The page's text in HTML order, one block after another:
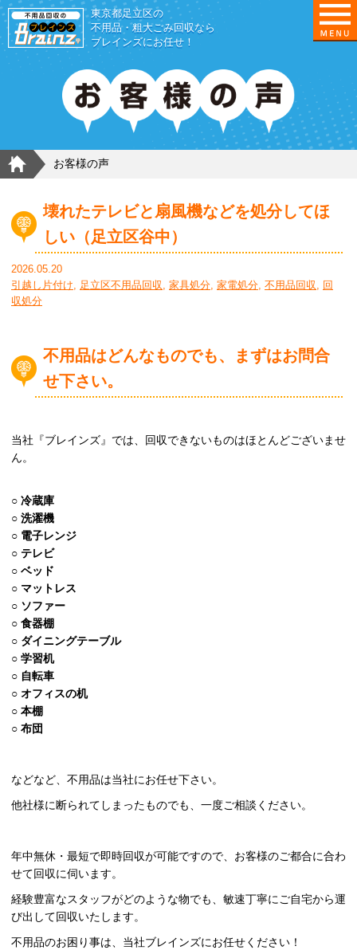
東京都足立区の
不用品・粗大ごみ回収なら
ブレインズにお任せ！
HOME
お客様の声
壊れたテレビと扇風機などを処分してほ
しい（足立区谷中）
2026.05.20
引越し片付け, 足立区不用品回収, 家具処分, 家電処分, 不用品回収, 回
収処分
不用品はどんなものでも、まずはお問合
せ下さい。
当社『ブレインズ』では、回収できないものはほとんどございませ
ん。
○ 冷蔵庫
○ 洗濯機
○ 電子レンジ
○ テレビ
○ ベッド
○ マットレス
○ ソファー
○ 食器棚
○ ダイニングテーブル
○ 学習机
○ 自転車
○ オフィスの机
○ 本棚
○ 布団
などなど、不用品は当社にお任せ下さい。
他社様に断られてしまったものでも、一度ご相談ください。
年中無休・最短で即時回収が可能ですので、お客様のご都合に合わ
せて回収に伺います。
経験豊富なスタッフがどのような物でも、敏速丁寧にご自宅から運
び出して回収いたします。
不用品のお困り事は、当社ブレインズにお任せください！